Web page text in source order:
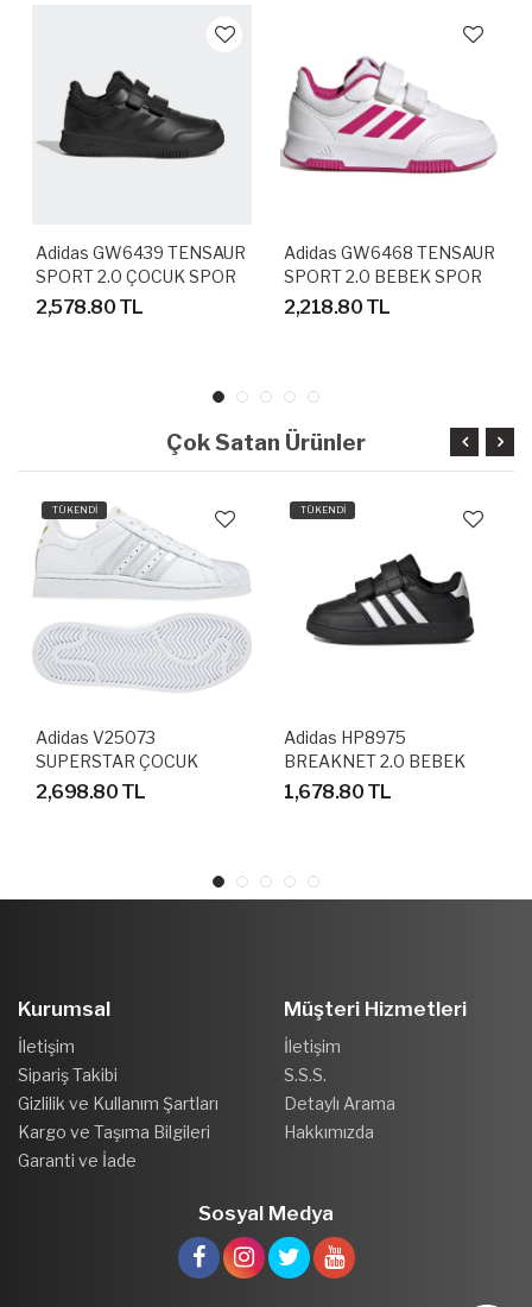
Adidas GW6439 TENSAUR
SPORT 2.0 ÇOCUK SPOR
AYAKKABI
2,578.80 TL
Adidas GW6468 TENSAUR
SPORT 2.0 BEBEK SPOR
AYAKKABI
2,218.80 TL
Çok Satan Ürünler
TÜKENDİ
Adidas V25073
SUPERSTAR ÇOCUK
AYAKKABI
2,698.80 TL
TÜKENDİ
Adidas HP8975
BREAKNET 2.0 BEBEK
SPOR AYAKKABI
1,678.80 TL
Kurumsal
İletişim
Sipariş Takibi
Gizlilik ve Kullanım Şartları
Kargo ve Taşıma Bilgileri
Garanti ve İade
Müşteri Hizmetleri
İletişim
S.S.S.
Detaylı Arama
Hakkımızda
Sosyal Medya